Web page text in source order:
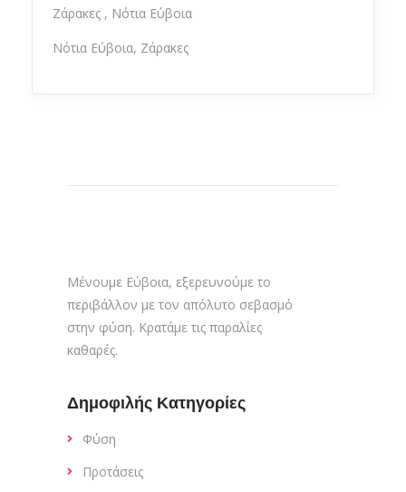
Ζάρακες
Νότια Εύβοια
Νότια Εύβοια, Ζάρακες
Μένουμε Εύβοια, εξερευνούμε το
περιβάλλον με τον απόλυτο σεβασμό
στην φύση. Κρατάμε τις παραλίες
καθαρές.
Δημοφιλής Κατηγορίες
Φύση
Προτάσεις